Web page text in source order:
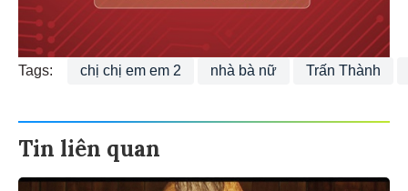
Tags: chị chị em em 2 nhà bà nữ Trấn Thành
Tin liên quan